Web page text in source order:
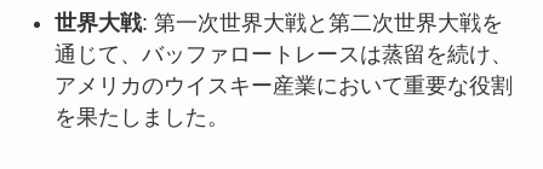
世界大戦: 第一次世界大戦と第二次世界大戦を
通じて、バッファロートレースは蒸留を続け、
アメリカのウイスキー産業において重要な役割
を果たしました。